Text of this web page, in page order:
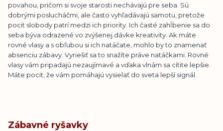
povahou, pričom si svoje starosti nechávajú pre seba. Sú
dobrými poslucháčmi, ale často vyhľadávajú samotu, pretože
pocit slobody patrí medzi ich priority. Ich časté zahĺbenie sa do
seba býva odrazené vo zvýšenej dávke kreativity. Ak máte
rovné vlasy a s obľubou si ich natáčate, mohlo by to znamenať
absenciu zábavy. Vyriešiť sa to snažíte práve natáčkami. Rovné
vlasy vám pripadajú nezaujímavé a vďaka vlnám sa cítite lepšie.
Máte pocit, že vám pomáhajú vysielať do sveta lepší signál.
Zábavné ryšavky